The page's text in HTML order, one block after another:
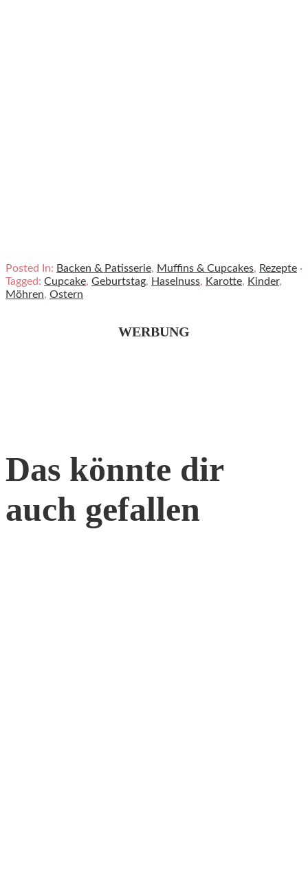
Posted In: Backen & Patisserie, Muffins & Cupcakes, Rezepte ·
Tagged: Cupcake, Geburtstag, Haselnuss, Karotte, Kinder,
Möhren, Ostern
WERBUNG
Das könnte dir
auch gefallen